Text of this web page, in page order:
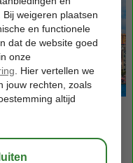
va 233
o.b.v. 2 personen